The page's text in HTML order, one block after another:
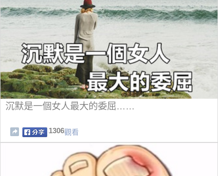
沉默是一個女人最大的委屈……
1306觀看